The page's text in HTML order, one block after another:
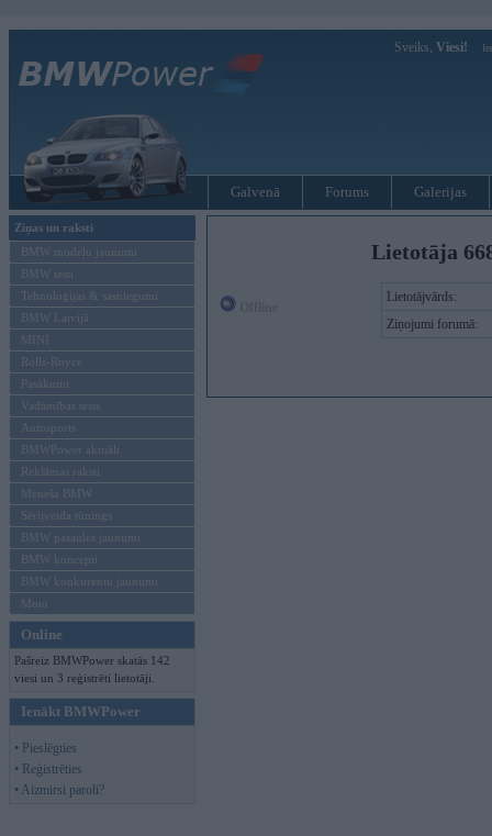
Sveiks, Viesi!
Galvenā Forums Galerijas
Ziņas un raksti
BMW modeļu jaunumi
BMW testi
Tehnoloģijas & sasniegumi
BMW Latvijā
MINI
Rolls-Royce
Pasākumi
Vadāmības tests
Autosports
BMWPower aktuāli
Reklāmas raksti
Mēneša BMW
Sērijveida tūnings
BMW pasaules jaunumi
BMW koncepti
BMW konkurentu jaunumi
Moto
Online
Pašreiz BMWPower skatās 142
viesi un 3 reģistrēti lietotāji.
Ienākt BMWPower
• Pieslēgties
• Reģistrēties
• Aizmirsi paroli?
Lietotāja
Lietotājvārds:
Ziņojumi forumā: